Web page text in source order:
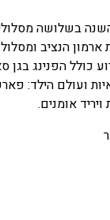
ארמון הנציב
כולל הפנינג בגן
ועולם הילד: פארק
אומנים.